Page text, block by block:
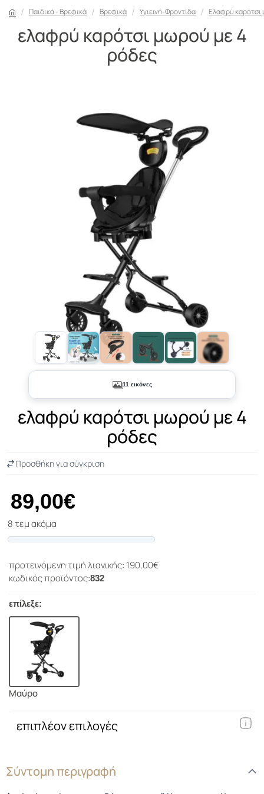
Παιδικά - Βρεφικά Βρεφικά Υγιεινή-Φροντίδα Ελαφρύ
ελαφρύ καρότσι μωρού με 4
ρόδες
+6
11 εικόνες
ελαφρύ καρότσι μωρού με 4
ρόδες
Σύντομη περιγραφή
89,00€
8 τεμ ακόμα
Προσθήκη για σύγκριση
προτεινόμενη τιμή λιανικής: 190,00€
κωδικός προϊόντος:832
επίλεξε:
Μαύρο
επιπλέον επιλογές